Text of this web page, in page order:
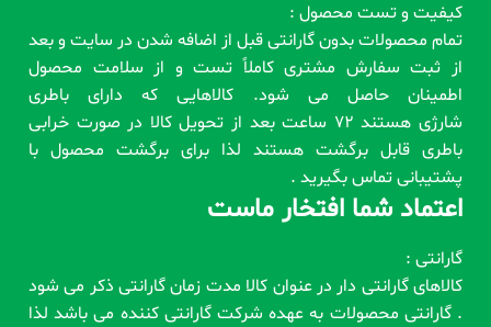
کیفیت و تست محصول :
تمام محصولات بدون گارانتی قبل از اضافه شدن در سایت و بعد
از ثبت سفارش مشتری کاملاً تست و از سلامت محصول
اطمینان حاصل می شود. کالاهایی که دارای باطری
شارژی هستند 72 ساعت بعد از تحویل کالا در صورت خرابی
باطری قابل برگشت هستند لذا برای برگشت محصول با
پشتیبانی تماس بگیرید .
اعتماد شما افتخار ماست
گارانتی :
کالاهای گارانتی دار در عنوان کالا مدت زمان گارانتی ذکر می شود
. گارانتی محصولات به عهده شرکت گارانتی کننده می باشد لذا